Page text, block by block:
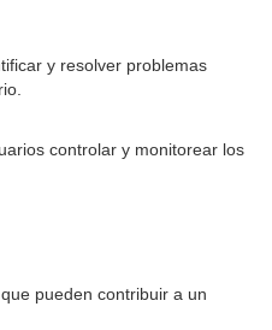
y resolver problemas
controlar y monitorear los
pueden contribuir a un